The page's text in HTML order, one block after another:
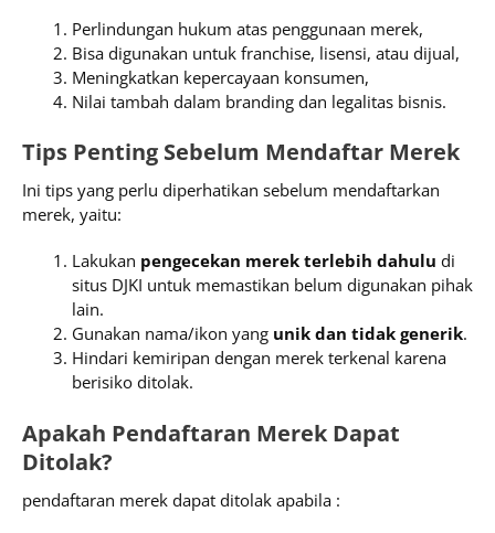
Perlindungan hukum atas penggunaan merek,
Bisa digunakan untuk franchise, lisensi, atau dijual,
Meningkatkan kepercayaan konsumen,
Nilai tambah dalam branding dan legalitas bisnis.
Tips Penting Sebelum Mendaftar Merek
Ini tips yang perlu diperhatikan sebelum mendaftarkan
merek, yaitu:
Lakukan pengecekan merek terlebih dahulu di
situs DJKI untuk memastikan belum digunakan pihak
lain.
Gunakan nama/ikon yang unik dan tidak generik.
Hindari kemiripan dengan merek terkenal karena
berisiko ditolak.
Apakah Pendaftaran Merek Dapat
Ditolak?
pendaftaran merek dapat ditolak apabila :